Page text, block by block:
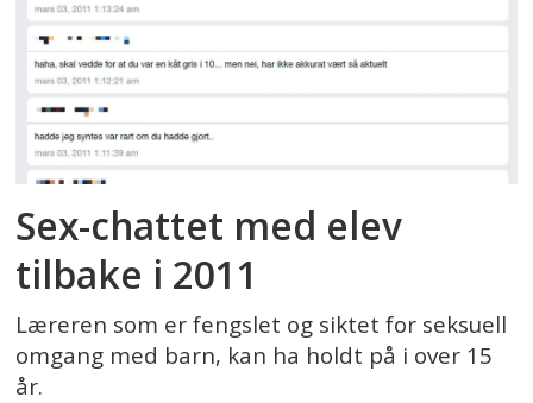
Sex-chattet med elev
tilbake i 2011
Læreren som er fengslet og siktet for seksuell
omgang med barn, kan ha holdt på i over 15
år.